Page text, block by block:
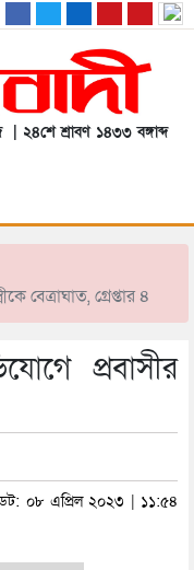
২৪শে শ্রাবণ ১৪৩৩ বঙ্গাব্দ
বেত্রাঘাত, গ্রেপ্তার ৪
প্রবাসীর
০৮ এপ্রিল ২০২৩ | ১১:৫৪